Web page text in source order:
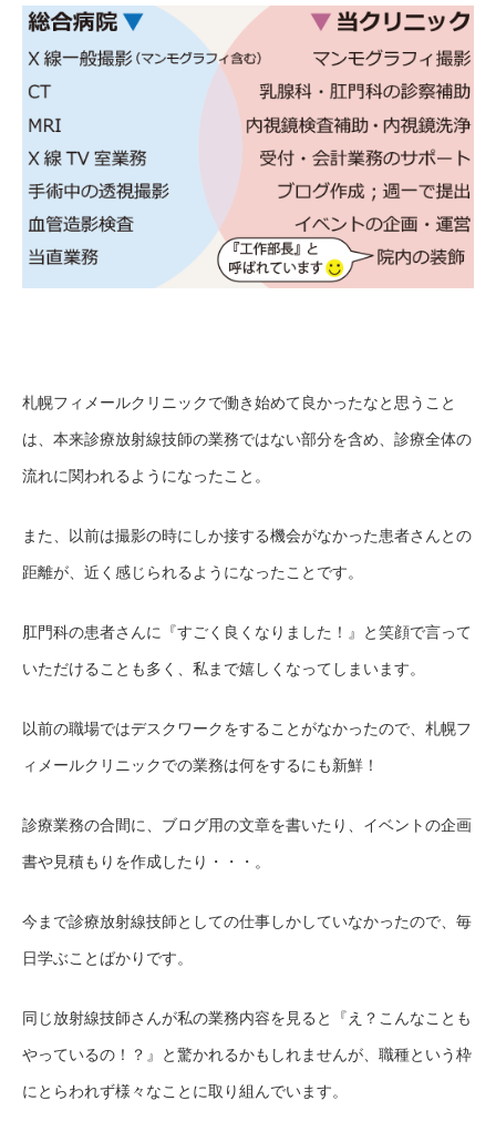
札幌フィメールクリニックで働き始めて良かったなと思うこと
は、本来診療放射線技師の業務ではない部分を含め、 診療全体の
流れに関われるようになったこと。
また、以前は撮影の時にしか接する機会がなかった患者さんとの
距離が、近く感じられるようになったことです。
肛門科の患者さんに『すごく良くなりました！』と笑顔で言って
いただけることも多く、私まで嬉しくなってしまいます。
以前の職場ではデスクワークをすることがなかったので、札幌フ
ィメールクリニックでの業務は何をするにも新鮮！
診療業務の合間に、ブログ用の文章を書いたり、イベントの企画
書や見積もりを作成したり・・・。
今まで診療放射線技師としての仕事しかしていなかったので、毎
日学ぶことばかりです。
同じ放射線技師さんが私の業務内容を見ると『え？こんなことも
やっているの！？』と驚かれるかもしれませんが、職種という枠
にとらわれず様々なことに取り組んでいます。